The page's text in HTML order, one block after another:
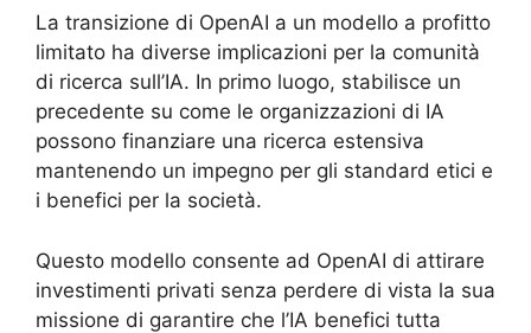
La transizione di OpenAI a un modello a profitto
limitato ha diverse implicazioni per la comunità
di ricerca sull’IA. In primo luogo, stabilisce un
precedente su come le organizzazioni di IA
possono finanziare una ricerca estensiva
mantenendo un impegno per gli standard etici e
i benefici per la società.
Questo modello consente ad OpenAI di attirare
investimenti privati senza perdere di vista la sua
missione di garantire che l’IA benefici tutta